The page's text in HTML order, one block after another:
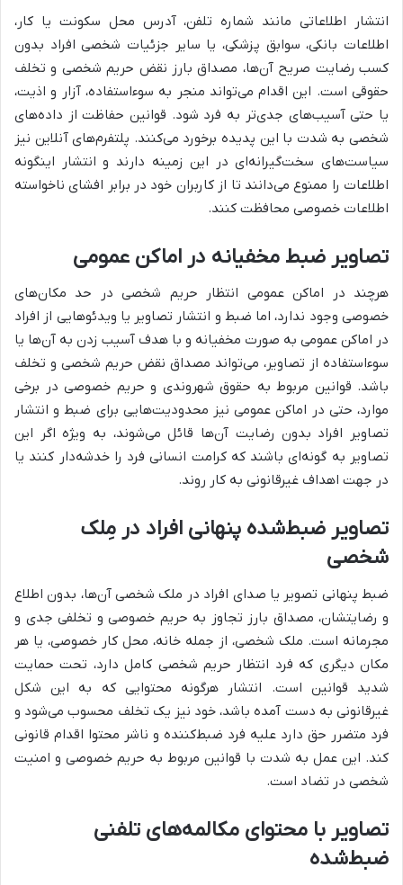
انتشار اطلاعاتی مانند شماره تلفن، آدرس محل سکونت یا کار،
اطلاعات بانکی، سوابق پزشکی، یا سایر جزئیات شخصی افراد بدون
کسب رضایت صریح آن‌ها، مصداق بارز نقض حریم شخصی و تخلف
حقوقی است. این اقدام می‌تواند منجر به سوءاستفاده، آزار و اذیت،
یا حتی آسیب‌های جدی‌تر به فرد شود. قوانین حفاظت از داده‌های
شخصی به شدت با این پدیده برخورد می‌کنند. پلتفرم‌های آنلاین نیز
سیاست‌های سخت‌گیرانه‌ای در این زمینه دارند و انتشار اینگونه
اطلاعات را ممنوع می‌دانند تا از کاربران خود در برابر افشای ناخواسته
اطلاعات خصوصی محافظت کنند.
تصاویر ضبط مخفیانه در اماکن عمومی
هرچند در اماکن عمومی انتظار حریم شخصی در حد مکان‌های
خصوصی وجود ندارد، اما ضبط و انتشار تصاویر یا ویدئوهایی از افراد
در اماکن عمومی به صورت مخفیانه و با هدف آسیب زدن به آن‌ها یا
سوءاستفاده از تصاویر، می‌تواند مصداق نقض حریم شخصی و تخلف
باشد. قوانین مربوط به حقوق شهروندی و حریم خصوصی در برخی
موارد، حتی در اماکن عمومی نیز محدودیت‌هایی برای ضبط و انتشار
تصاویر افراد بدون رضایت آن‌ها قائل می‌شوند، به ویژه اگر این
تصاویر به گونه‌ای باشند که کرامت انسانی فرد را خدشه‌دار کنند یا
در جهت اهداف غیرقانونی به کار روند.
تصاویر ضبط‌شده پنهانی افراد در مِلک
شخصی
ضبط پنهانی تصویر یا صدای افراد در ملک شخصی آن‌ها، بدون اطلاع
و رضایتشان، مصداق بارز تجاوز به حریم خصوصی و تخلفی جدی و
مجرمانه است. ملک شخصی، از جمله خانه، محل کار خصوصی، یا هر
مکان دیگری که فرد انتظار حریم شخصی کامل دارد، تحت حمایت
شدید قوانین است. انتشار هرگونه محتوایی که به این شکل
غیرقانونی به دست آمده باشد، خود نیز یک تخلف محسوب می‌شود و
فرد متضرر حق دارد علیه فرد ضبط‌کننده و ناشر محتوا اقدام قانونی
کند. این عمل به شدت با قوانین مربوط به حریم خصوصی و امنیت
شخصی در تضاد است.
تصاویر با محتوای مکالمه‌های تلفنی
ضبط‌شده